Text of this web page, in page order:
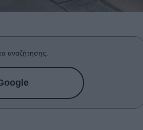
αναζήτησης.